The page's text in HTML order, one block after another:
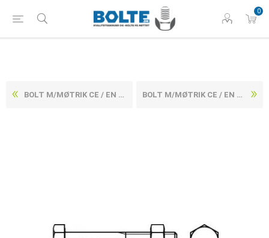
0
BOLT M/MØTRIK CE / EN 154292 ELFORZINKET STÅL KL. 4.8 M16X420 (15 STK) BOLT M/MØTRIK CE / EN 154292 ELFORZINKET STÅL KL. 4.8 M16X460 (15 STK)